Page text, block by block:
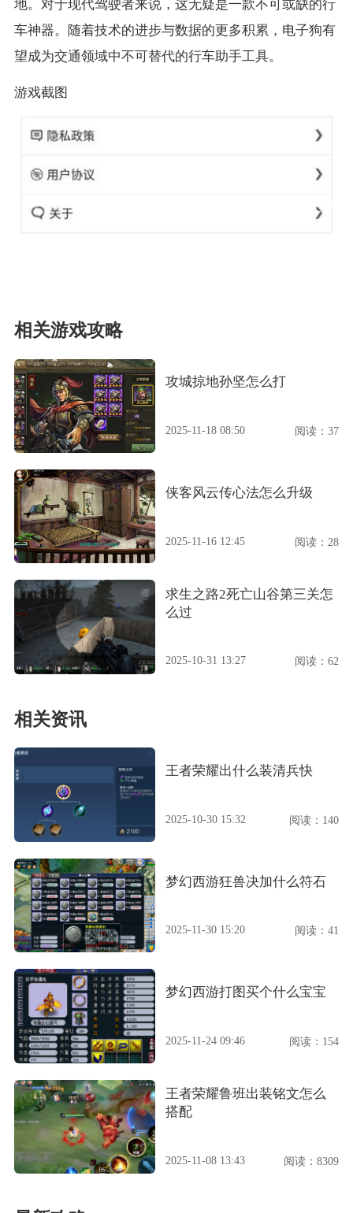
地。对于现代驾驶者来说，这无疑是一款不可或缺的行
车神器。随着技术的进步与数据的更多积累，电子狗有
望成为交通领域中不可替代的行车助手工具。
游戏截图
相关游戏攻略
攻城掠地孙坚怎么打
2025-11-18 08:50 阅读：37
侠客风云传心法怎么升级
2025-11-16 12:45 阅读：28
求生之路2死亡山谷第三关怎
么过
2025-10-31 13:27 阅读：62
相关资讯
王者荣耀出什么装清兵快
2025-10-30 15:32 阅读：140
梦幻西游狂兽决加什么符石
2025-11-30 15:20 阅读：41
梦幻西游打图买个什么宝宝
2025-11-24 09:46 阅读：154
王者荣耀鲁班出装铭文怎么
搭配
2025-11-08 13:43 阅读：8309